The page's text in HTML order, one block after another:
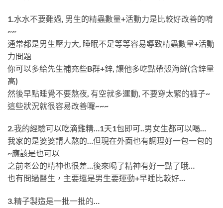
1.水水不要難過, 男生的精蟲數量+活動力是比較好改善的唷
~~
通常都是男生壓力大, 睡眠不足等等容易導致精蟲數量+活動
力問題
你可以多給先生補充些B群+鋅, 讓他多吃點帶殼海鮮(含鋅量
高)
然後早點睡覺不要熬夜, 有空就多運動, 不要穿太緊的褲子~
這些狀況就很容易改善囉~~~
2.我的經驗可以吃滴雞精…1天1包即可..男女生都可以喝…
我家的是婆婆請人熬的…但現在外面也有調理好一包一包的
~應該是也可以
之前老公的精神也很差…後來喝了精神有好一點了哦…
也有問過醫生，主要還是男生要運動+早睡比較好…
3.精子製造是一批一批的…